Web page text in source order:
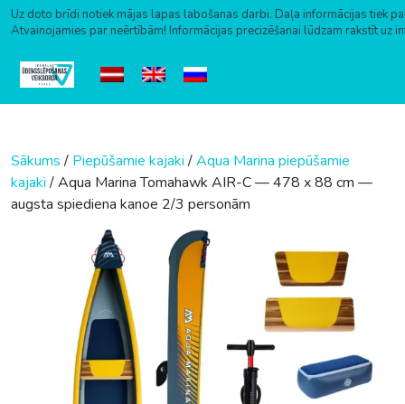
Uz doto brīdi notiek mājas lapas labošanas darbi. Daļa informācijas tiek
Atvainojamies par neērtībām! Informācijas precizēšanai lūdzam rakstīt uz
Sākums/ Piepūšamie kajaki/Aqua Marina piepūšamie
kajaki/ Aqua Marina Tomahawk AIR-C — 478 x 88 cm —
augsta spiediena kanoe 2/3 personām